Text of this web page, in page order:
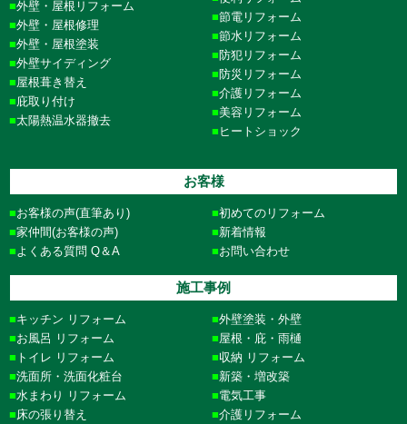
外壁・屋根リフォーム
外壁・屋根修理
外壁・屋根塗装
外壁サイディング
屋根葺き替え
庇取り付け
太陽熱温水器撤去
節電リフォーム
節水リフォーム
防犯リフォーム
防災リフォーム
介護リフォーム
美容リフォーム
ヒートショック
お客様
お客様の声(直筆あり)
家仲間(お客様の声)
よくある質問 Q＆A
初めてのリフォーム
新着情報
お問い合わせ
施工事例
キッチン リフォーム
お風呂 リフォーム
トイレ リフォーム
洗面所・洗面化粧台
水まわり リフォーム
床の張り替え
外壁塗装・外壁
屋根・庇・雨樋
収納 リフォーム
新築・増改築
電気工事
介護リフォーム